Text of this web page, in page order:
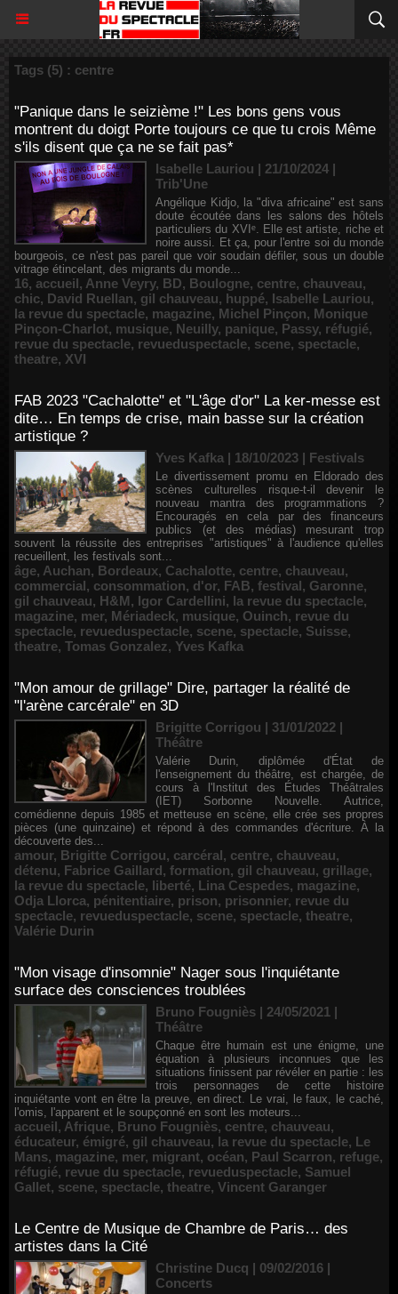
Tags (5) : centre
"Panique dans le seizième !" Les bons gens vous
montrent du doigt Porte toujours ce que tu crois Même
s'ils disent que ça ne se fait pas*
Isabelle Lauriou | 21/10/2024 |
Trib'Une
Angélique Kidjo, la "diva africaine" est sans
doute écoutée dans les salons des hôtels
particuliers du XVIᵉ. Elle est artiste, riche et
noire aussi. Et ça, pour l'entre soi du monde
bourgeois, ce n'est pas pareil que voir soudain défiler, sous un double
vitrage étincelant, des migrants du monde...
16, accueil, Anne Veyry, BD, Boulogne, centre, chauveau,
chic, David Ruellan, gil chauveau, huppé, Isabelle Lauriou,
la revue du spectacle, magazine, Michel Pinçon, Monique
Pinçon-Charlot, musique, Neuilly, panique, Passy, réfugié,
revue du spectacle, revueduspectacle, scene, spectacle,
theatre, XVI
FAB 2023 "Cachalotte" et "L'âge d'or" La ker-messe est
dite… En temps de crise, main basse sur la création
artistique ?
Yves Kafka | 18/10/2023 | Festivals
Le divertissement promu en Eldorado des
scènes culturelles risque-t-il devenir le
nouveau mantra des programmations ?
Encouragés en cela par des financeurs
publics (et des médias) mesurant trop
souvent la réussite des entreprises "artistiques" à l'audience qu'elles
recueillent, les festivals sont...
âge, Auchan, Bordeaux, Cachalotte, centre, chauveau,
commercial, consommation, d'or, FAB, festival, Garonne,
gil chauveau, H&M, Igor Cardellini, la revue du spectacle,
magazine, mer, Mériadeck, musique, Ouinch, revue du
spectacle, revueduspectacle, scene, spectacle, Suisse,
theatre, Tomas Gonzalez, Yves Kafka
"Mon amour de grillage" Dire, partager la réalité de
"l'arène carcérale" en 3D
Brigitte Corrigou | 31/01/2022 |
Théâtre
Valérie Durin, diplômée d'État de
l'enseignement du théâtre, est chargée, de
cours à l'Institut des Études Théâtrales
(IET) Sorbonne Nouvelle. Autrice,
comédienne depuis 1985 et metteuse en scène, elle crée ses propres
pièces (une quinzaine) et répond à des commandes d'écriture. À la
découverte des...
amour, Brigitte Corrigou, carcéral, centre, chauveau,
détenu, Fabrice Gaillard, formation, gil chauveau, grillage,
la revue du spectacle, liberté, Lina Cespedes, magazine,
Odja Llorca, pénitentiaire, prison, prisonnier, revue du
spectacle, revueduspectacle, scene, spectacle, theatre,
Valérie Durin
"Mon visage d'insomnie" Nager sous l'inquiétante
surface des consciences troublées
Bruno Fougniès | 24/05/2021 |
Théâtre
Chaque être humain est une énigme, une
équation à plusieurs inconnues que les
situations finissent par révéler en partie : les
trois personnages de cette histoire
inquiétante vont en être la preuve, en direct. Le vrai, le faux, le caché,
l'omis, l'apparent et le soupçonné en sont les moteurs...
accueil, Afrique, Bruno Fougniès, centre, chauveau,
éducateur, émigré, gil chauveau, la revue du spectacle, Le
Mans, magazine, mer, migrant, océan, Paul Scarron, refuge,
réfugié, revue du spectacle, revueduspectacle, Samuel
Gallet, scene, spectacle, theatre, Vincent Garanger
Le Centre de Musique de Chambre de Paris… des
artistes dans la Cité
Christine Ducq | 09/02/2016 |
Concerts